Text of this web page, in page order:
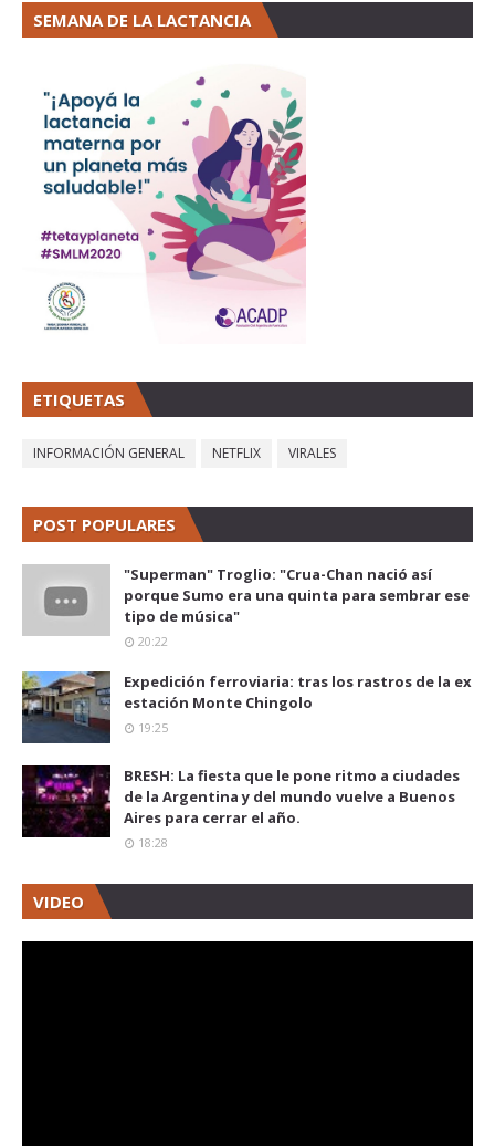
SEMANA DE LA LACTANCIA
ETIQUETAS
INFORMACIÓN GENERAL NETFLIX VIRALES
POST POPULARES
"Superman" Troglio: "Crua-Chan nació así
porque Sumo era una quinta para sembrar ese
tipo de música"
20:22
Expedición ferroviaria: tras los rastros de la ex
estación Monte Chingolo
19:25
BRESH: La fiesta que le pone ritmo a ciudades
de la Argentina y del mundo vuelve a Buenos
Aires para cerrar el año.
18:28
VIDEO